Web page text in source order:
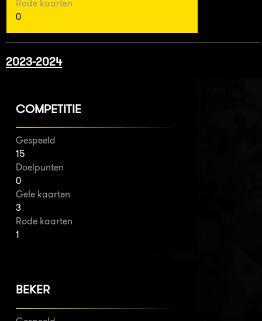
Rode kaarten
0
2023-2024
COMPETITIE
Gespeeld
15
Doelpunten
0
Gele kaarten
3
Rode kaarten
1
BEKER